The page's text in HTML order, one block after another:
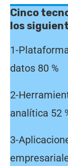
Cinco
los
1-
datos 80 %
2-
analítica 52
3-